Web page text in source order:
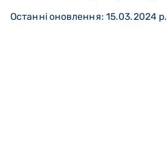
Останні оновлення: 15.03.2024 р.